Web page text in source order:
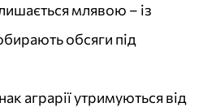
млявою – із
обсяги під
аграрії утримуються від